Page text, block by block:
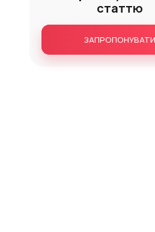
статтю
ЗАПРОПОНУВАТИ